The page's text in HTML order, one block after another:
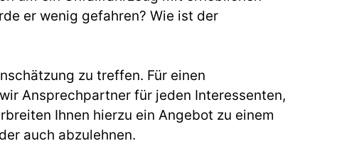
er wenig gefahren? Wie ist der
zu treffen. Für einen
Ansprechpartner für jeden Interessenten,
Ihnen hierzu ein Angebot zu einem
auch abzulehnen.